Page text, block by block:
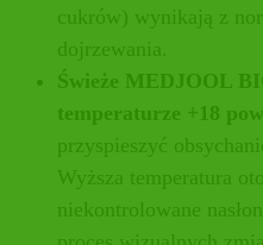
cukrów) wynikają z
dojrzewania.
Świeże MEDJOOL
temperaturze +18
przyspieszyć
Wyższa temperatura
niekontrolowane